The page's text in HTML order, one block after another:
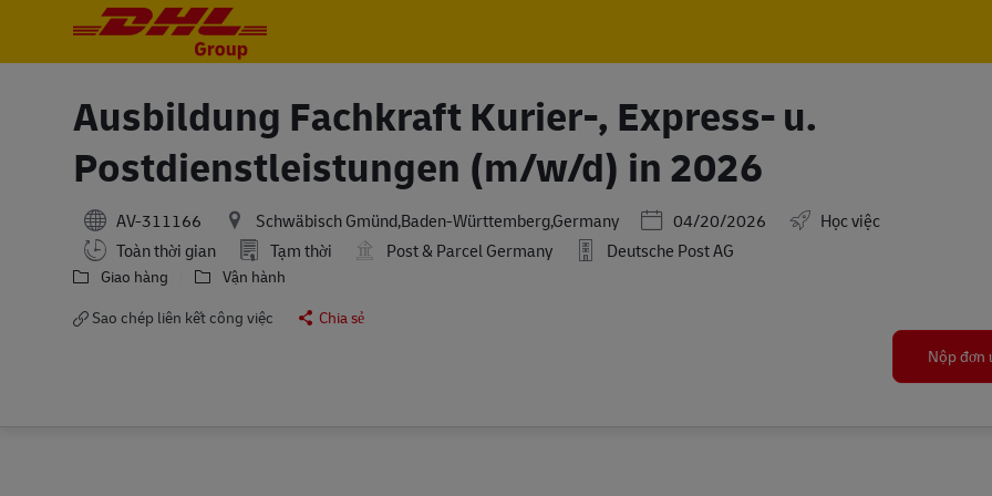
Ausbildung Fachkraft Kurier-, Express- u.
Postdienstleistungen (m/w/d) in 2026
AV-311166 Schwäbisch Gmünd,Baden-Württemberg,Germany Posted Date
04/20/2026
Học việc
Toàn thời gian
Tạm thời Post & Parcel Germany Deutsche Post AG
Giao hàng
Vận hành
Sao chép liên kết công việc
Chia sẻ
Nộp đơn